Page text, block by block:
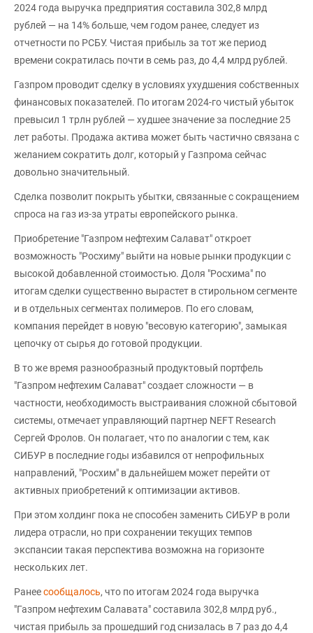
2024 года выручка предприятия составила 302,8 млрд
рублей — на 14% больше, чем годом ранее, следует из
отчетности по РСБУ. Чистая прибыль за тот же период
времени сократилась почти в семь раз, до 4,4 млрд рублей.
Газпром проводит сделку в условиях ухудшения собственных
финансовых показателей. По итогам 2024-го чистый убыток
превысил 1 трлн рублей — худшее значение за последние 25
лет работы. Продажа актива может быть частично связана с
желанием сократить долг, который у Газпрома сейчас
довольно значительный.
Сделка позволит покрыть убытки, связанные с сокращением
спроса на газ из-за утраты европейского рынка.
Приобретение "Газпром нефтехим Салават" откроет
возможность "Росхиму" выйти на новые рынки продукции с
высокой добавленной стоимостью. Доля "Росхима" по
итогам сделки существенно вырастет в стирольном сегменте
и в отдельных сегментах полимеров. По его словам,
компания перейдет в новую "весовую категорию", замыкая
цепочку от сырья до готовой продукции.
В то же время разнообразный продуктовый портфель
"Газпром нефтехим Салават" создает сложности — в
частности, необходимость выстраивания сложной сбытовой
системы, отмечает управляющий партнер NEFT Research
Сергей Фролов. Он полагает, что по аналогии с тем, как
СИБУР в последние годы избавился от непрофильных
направлений, "Росхим" в дальнейшем может перейти от
активных приобретений к оптимизации активов.
При этом холдинг пока не способен заменить СИБУР в роли
лидера отрасли, но при сохранении текущих темпов
экспансии такая перспектива возможна на горизонте
нескольких лет.
Ранеесообщалось, что по итогам 2024 года выручка
"Газпром нефтехим Салавата" составила 302,8 млрд руб.,
чистая прибыль за прошедший год снизалась в 7 раз до 4,4